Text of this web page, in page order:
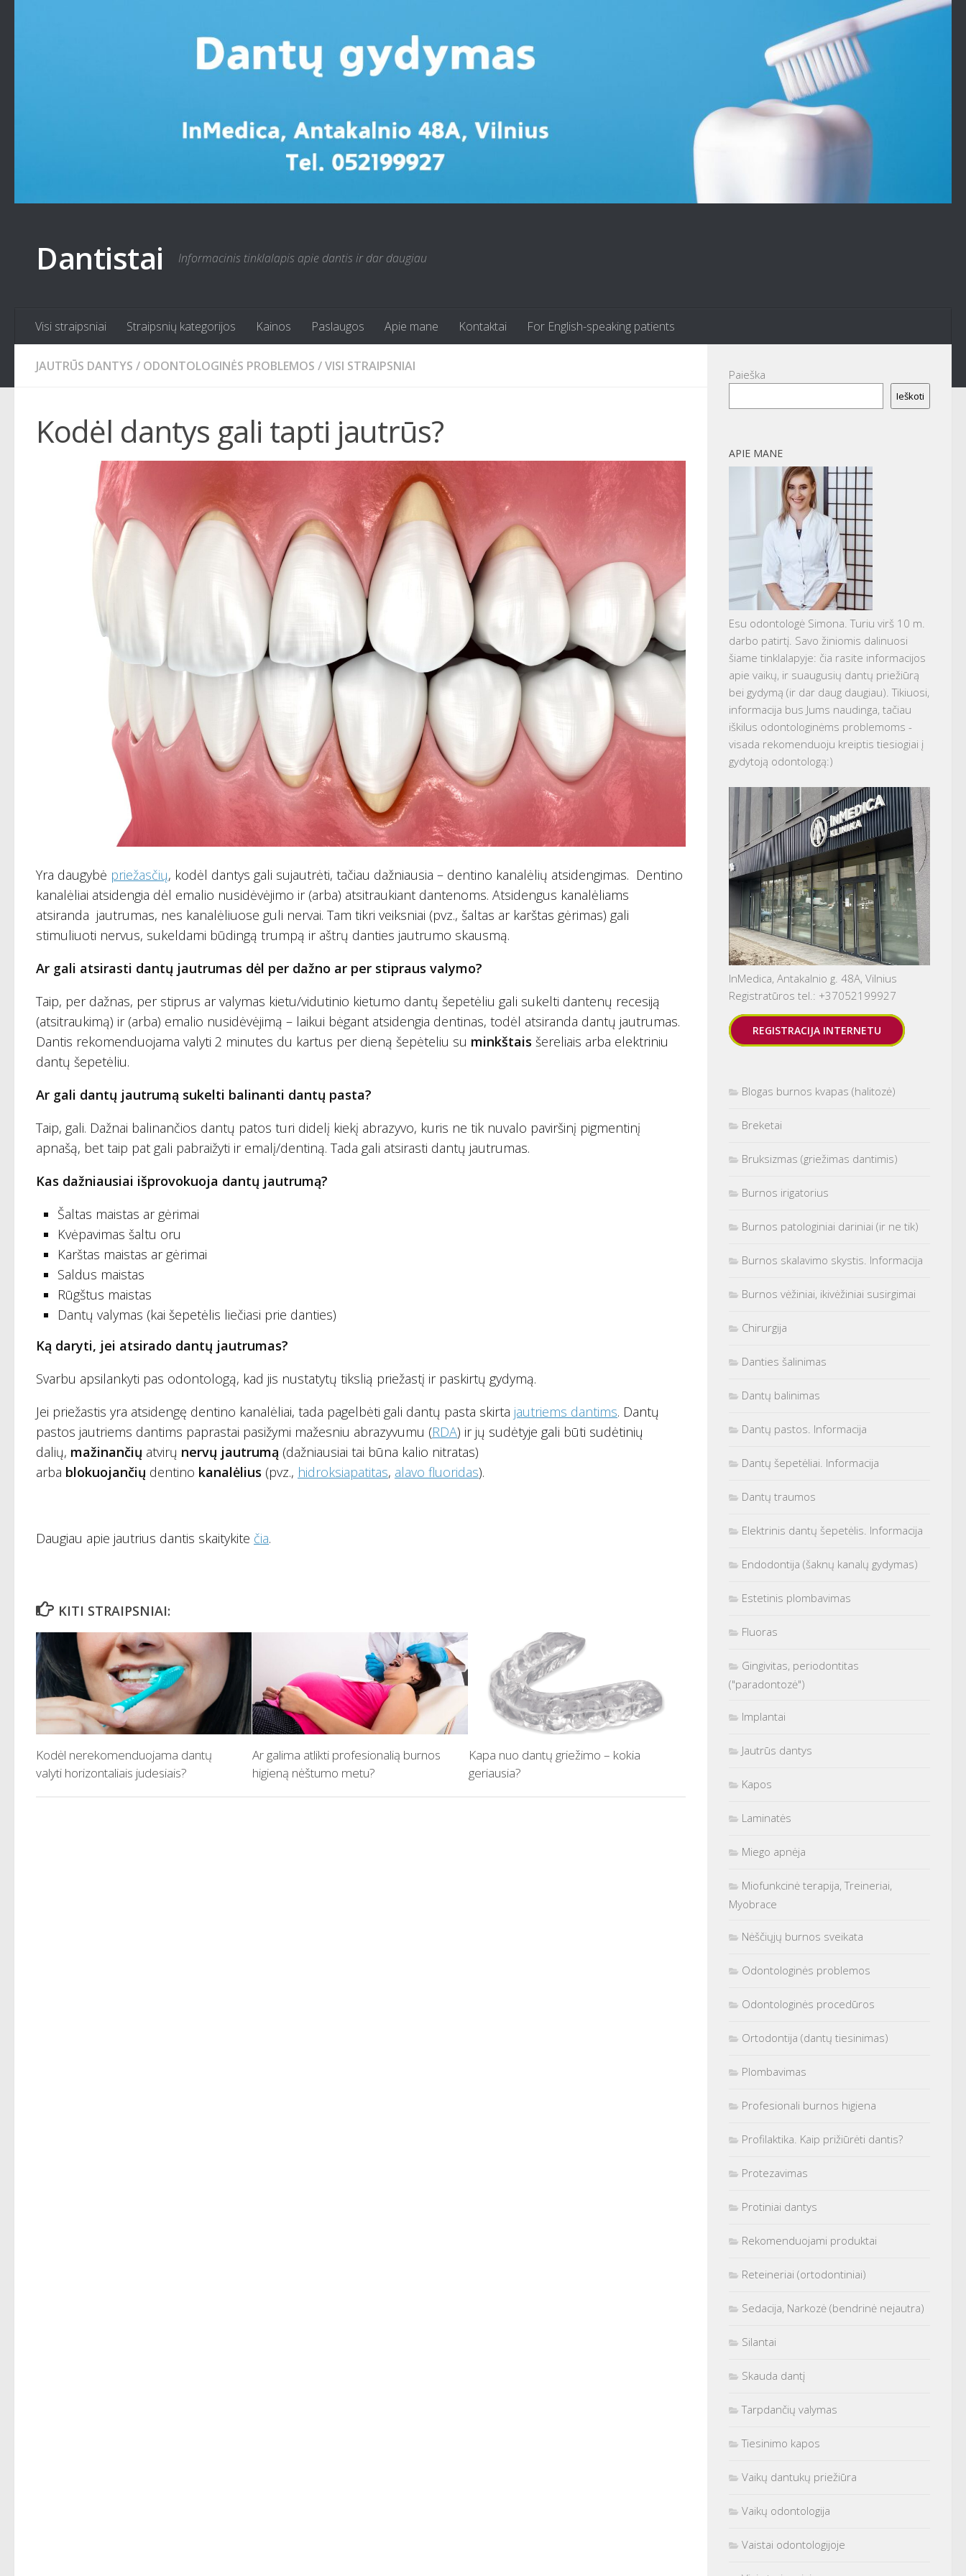
Dantistai Informacinis tinklalapis apie dantis ir dar daugiau
Visi straipsniai Straipsnių kategorijos Kainos Paslaugos Apie mane Kontaktai For English-speaking patients
JAUTRŪS DANTYS / ODONTOLOGINĖS PROBLEMOS /VISI STRAIPSNIAI
Kodėl dantys gali tapti jautrūs?
Yra daugybė priežasčių, kodėl dantys gali sujautrėti, tačiau dažniausia – dentino kanalėlių atsidengimas. Dentino
kanalėliai atsidengia dėl emalio nusidėvėjimo ir (arba) atsitraukiant dantenoms. Atsidengus kanalėliams
atsiranda jautrumas, nes kanalėliuose guli nervai. Tam tikri veiksniai (pvz., šaltas ar karštas gėrimas) gali
stimuliuoti nervus, sukeldami būdingą trumpą ir aštrų danties jautrumo skausmą.
Ar gali atsirasti dantų jautrumas dėl per dažno ar per stipraus valymo?
Taip, per dažnas, per stiprus ar valymas kietu/vidutinio kietumo dantų šepetėliu gali sukelti dantenų recesiją
(atsitraukimą) ir (arba) emalio nusidėvėjimą – laikui bėgant atsidengia dentinas, todėl atsiranda dantų jautrumas.
Dantis rekomenduojama valyti 2 minutes du kartus per dieną šepėteliu su minkštais šereliais arba elektriniu
dantų šepetėliu.
Ar gali dantų jautrumą sukelti balinanti dantų pasta?
Taip, gali. Dažnai balinančios dantų patos turi didelį kiekį abrazyvo, kuris ne tik nuvalo paviršinį pigmentinį
apnašą, bet taip pat gali pabraižyti ir emalį/dentiną. Tada gali atsirasti dantų jautrumas.
Kas dažniausiai išprovokuoja dantų jautrumą?
Šaltas maistas ar gėrimai
Kvėpavimas šaltu oru
Karštas maistas ar gėrimai
Saldus maistas
Rūgštus maistas
Dantų valymas (kai šepetėlis liečiasi prie danties)
Ką daryti, jei atsirado dantų jautrumas?
Svarbu apsilankyti pas odontologą, kad jis nustatytų tikslią priežastį ir paskirtų gydymą.
Jei priežastis yra atsidengę dentino kanalėliai, tada pagelbėti gali dantų pasta skirta jautriems dantims. Dantų
pastos jautriems dantims paprastai pasižymi mažesniu abrazyvumu (RDA) ir jų sudėtyje gali būti sudėtinių
dalių, mažinančių atvirų nervų jautrumą (dažniausiai tai būna kalio nitratas)
arba blokuojančių dentino kanalėlius (pvz., hidroksiapatitas, alavo fluoridas).
Daugiau apie jautrius dantis skaitykite čia.
KITI STRAIPSNIAI:
Kodėl nerekomenduojama dantų
valyti horizontaliais judesiais?
Ar galima atlikti profesionalią burnos
higieną nėštumo metu?
Kapa nuo dantų griežimo – kokia
geriausia?
Paieška
Ieškoti
APIE MANE
Esu odontologė Simona. Turiu virš 10 m.
darbo patirtį. Savo žiniomis dalinuosi
šiame tinklalapyje: čia rasite informacijos
apie vaikų, ir suaugusių dantų priežiūrą
bei gydymą (ir dar daug daugiau). Tikiuosi,
informacija bus Jums naudinga, tačiau
iškilus odontologinėms problemoms -
visada rekomenduoju kreiptis tiesiogiai į
gydytoją odontologą:)
InMedica, Antakalnio g. 48A, Vilnius
Registratūros tel.: +37052199927
REGISTRACIJA INTERNETU
Blogas burnos kvapas (halitozė)
Breketai
Bruksizmas (griežimas dantimis)
Burnos irigatorius
Burnos patologiniai dariniai (ir ne tik)
Burnos skalavimo skystis. Informacija
Burnos vėžiniai, ikivėžiniai susirgimai
Chirurgija
Danties šalinimas
Dantų balinimas
Dantų pastos. Informacija
Dantų šepetėliai. Informacija
Dantų traumos
Elektrinis dantų šepetėlis. Informacija
Endodontija (šaknų kanalų gydymas)
Estetinis plombavimas
Fluoras
Gingivitas, periodontitas
("paradontozė")
Implantai
Jautrūs dantys
Kapos
Laminatės
Miego apnėja
Miofunkcinė terapija, Treineriai,
Myobrace
Nėščiųjų burnos sveikata
Odontologinės problemos
Odontologinės procedūros
Ortodontija (dantų tiesinimas)
Plombavimas
Profesionali burnos higiena
Profilaktika. Kaip prižiūrėti dantis?
Protezavimas
Protiniai dantys
Rekomenduojami produktai
Reteineriai (ortodontiniai)
Sedacija, Narkozė (bendrinė nejautra)
Silantai
Skauda dantį
Tarpdančių valymas
Tiesinimo kapos
Vaikų dantukų priežiūra
Vaikų odontologija
Vaistai odontologijoje